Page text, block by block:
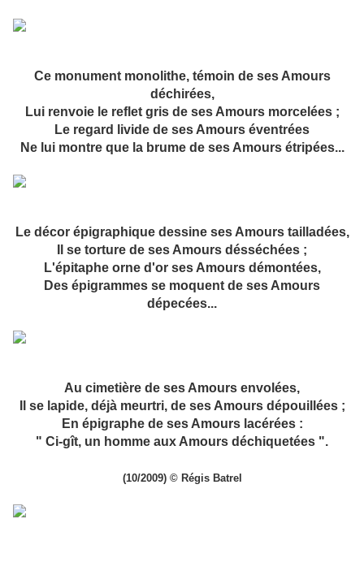
Ce monument monolithe, témoin de ses Amours
déchirées,
Lui renvoie le reflet gris de ses Amours morcelées ;
Le regard livide de ses Amours éventrées
Ne lui montre que la brume de ses Amours étripées...
Le décor épigraphique dessine ses Amours tailladées,
Il se torture de ses Amours désséchées ;
L'épitaphe orne d'or ses Amours démontées,
Des épigrammes se moquent de ses Amours
dépecées...
Au cimetière de ses Amours envolées,
Il se lapide, déjà meurtri, de ses Amours dépouillées ;
En épigraphe de ses Amours lacérées :
" Ci-gît, un homme aux Amours déchiquetées ".
(10/2009) © Régis Batrel